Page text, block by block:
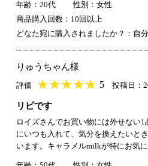
年齢：20代
性別：女性
商品購入回数：10回以上
どなた宛に購入されましたか？：自
りゅうちゃん様
評価 ★★★★★
★★★★★ 5 投稿日：
リピです
ロイズさんでお買い物には外せない
にいつも入れて、気分を換えたいと
います。キャラメルmilkが特にお気に